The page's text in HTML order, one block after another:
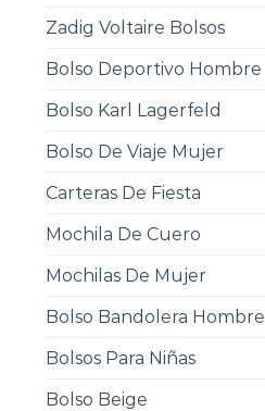
Zadig Voltaire Bolsos
Bolso Deportivo Hombre
Bolso Karl Lagerfeld
Bolso De Viaje Mujer
Carteras De Fiesta
Mochila De Cuero
Mochilas De Mujer
Bolso Bandolera Hombre
Bolsos Para Niñas
Bolso Beige